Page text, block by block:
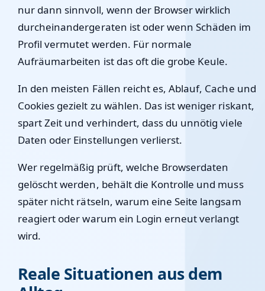
nur dann sinnvoll, wenn der Browser wirklich
durcheinandergeraten ist oder wenn Schäden im
Profil vermutet werden. Für normale
Aufräumarbeiten ist das oft die grobe Keule.
In den meisten Fällen reicht es, Ablauf, Cache und
Cookies gezielt zu wählen. Das ist weniger riskant,
spart Zeit und verhindert, dass du unnötig viele
Daten oder Einstellungen verlierst.
Wer regelmäßig prüft, welche Browserdaten
gelöscht werden, behält die Kontrolle und muss
später nicht rätseln, warum eine Seite langsam
reagiert oder warum ein Login erneut verlangt
wird.
Reale Situationen aus dem